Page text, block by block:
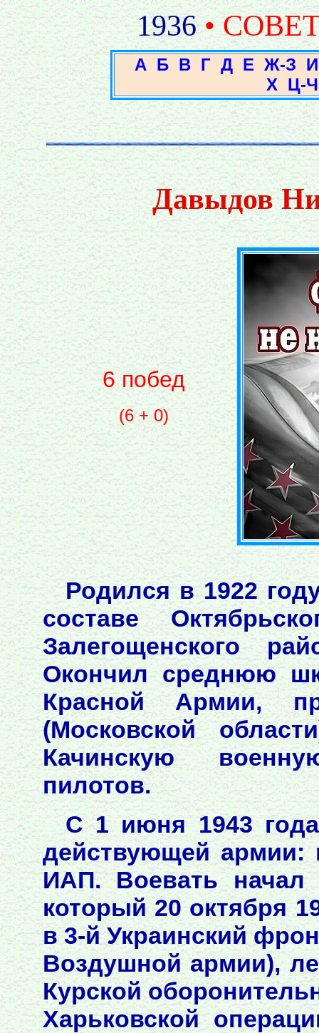
1936 •
А Б В Г Д Е Ж-З И
Х Ц-Ч
Давыдов
6 побед
(6 + 0)
Родился в 1922
составе
Залегощенского
Окончил среднюю
Красной Армии,
(Московской
Качинскую
пилотов.
С 1 июня 1943
действующей армии:
ИАП. Воевать
который 20 октября
в 3-й Украинский
Воздушной армии),
Курской
Харьковской